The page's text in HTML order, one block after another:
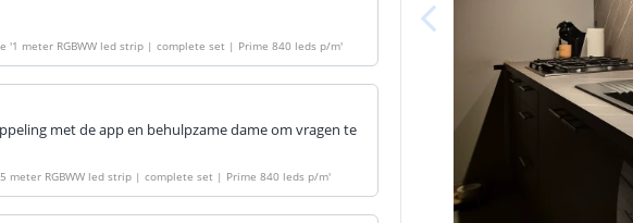
'1 meter RGBWW led strip | complete set | Prime 840 leds p/m'
met de app en behulpzame dame om vragen te
5 meter RGBWW led strip | complete set | Prime 840 leds p/m'